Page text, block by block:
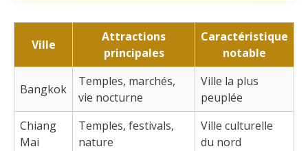
Ville
Attractions
principales
Caractéristique
notable
Bangkok
Temples, marchés,
vie nocturne
Ville la plus
peuplée
Chiang
Mai
Temples, festivals,
nature
Ville culturelle
du nord